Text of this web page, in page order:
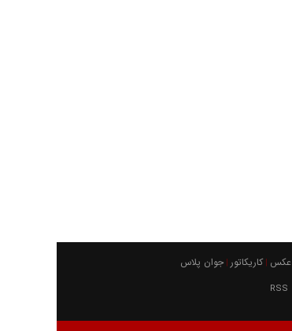
عکس | كاريكاتور | جوان پلاس
RSS